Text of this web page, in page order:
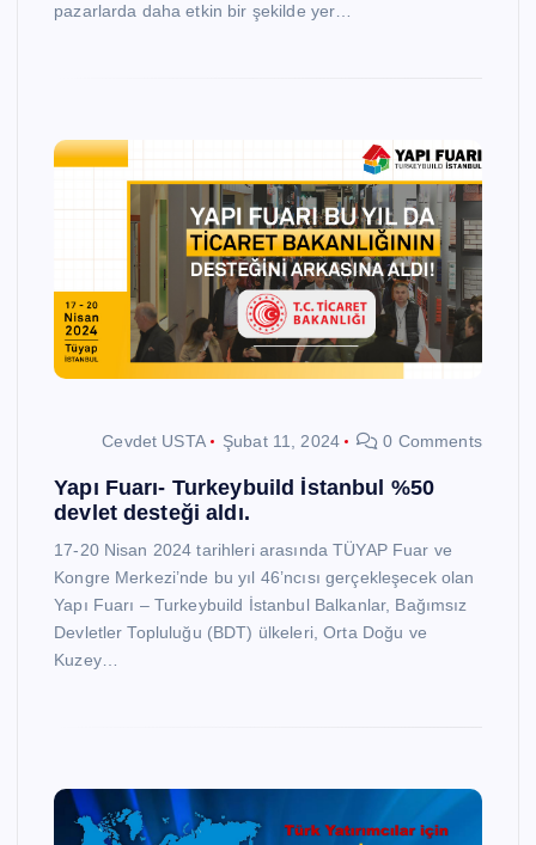
pazarlarda daha etkin bir şekilde yer…
Cevdet USTA Şubat 11, 2024 0 Comments
Yapı Fuarı- Turkeybuild İstanbul %50
devlet desteği aldı.
17-20 Nisan 2024 tarihleri arasında TÜYAP Fuar ve
Kongre Merkezi’nde bu yıl 46’ncısı gerçekleşecek olan
Yapı Fuarı – Turkeybuild İstanbul Balkanlar, Bağımsız
Devletler Topluluğu (BDT) ülkeleri, Orta Doğu ve
Kuzey…